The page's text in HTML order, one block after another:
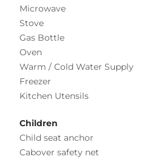
Microwave
Stove
Gas Bottle
Oven
Warm / Cold Water Supply
Freezer
Kitchen Utensils
Children
Child seat anchor
Cabover safety net